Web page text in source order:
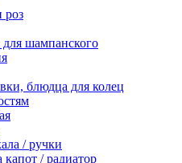
роз
шампанского
блюдца для колец
/ ручки
/ радиатор